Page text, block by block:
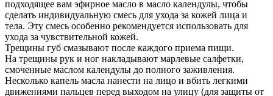
подходящее вам эфирное масло в масло календулы, чтобы
сделать индивидуальную смесь для ухода за кожей лица и
тела. Эту смесь особенно рекомендуется использовать для
ухода за чувствительной кожей.
Трещины губ смазывают после каждого приема пищи.
На трещины рук и ног накладывают марлевые салфетки,
смоченные маслом календулы до полного заживления.
Несколько капель масла нанести на лицо и вбить легкими
движениями пальцев перед выходом на улицу (для защиты от